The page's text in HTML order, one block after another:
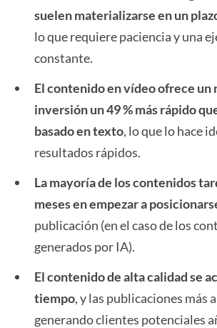
suelen materializarse en un
lo que requiere paciencia y una
constante.
El contenido en vídeo ofrece un
inversión un 49 % más rápido
basado en texto, lo que lo hace
resultados rápidos.
La mayoría de los contenidos
meses en empezar a
publicación (en el caso de los
generados por IA).
El contenido de alta calidad se
tiempo, y las publicaciones más
generando clientes potenciales